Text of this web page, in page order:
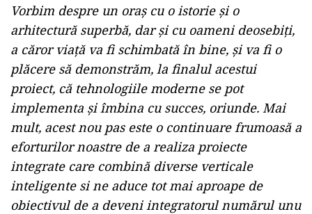
Vorbim despre un oraș cu o istorie și o
arhitectură superbă, dar și cu oameni deosebiți,
a căror viață va fi schimbată în bine, și va fi o
plăcere să demonstrăm, la finalul acestui
proiect, că tehnologiile moderne se pot
implementa și îmbina cu succes, oriunde. Mai
mult, acest nou pas este o continuare frumoasă a
eforturilor noastre de a realiza proiecte
integrate care combină diverse verticale
inteligente si ne aduce tot mai aproape de
obiectivul de a deveni integratorul numărul unu